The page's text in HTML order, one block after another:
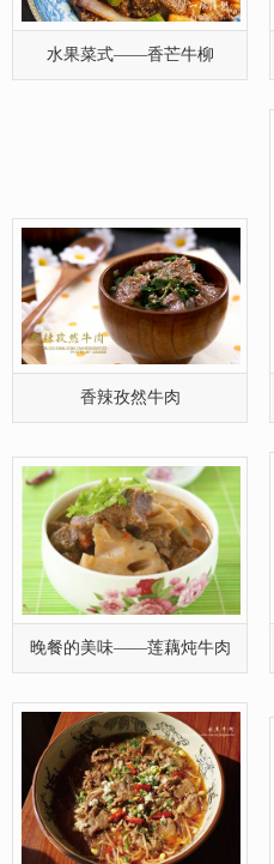
水果菜式——香芒牛柳
香辣孜然牛肉
晚餐的美味——莲藕炖牛肉